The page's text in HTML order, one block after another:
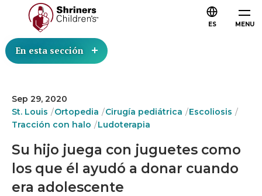
MENU
ES
En esta sección
Sep 29, 2020
St. Louis
Ortopedia Cirugía pediátrica
Escoliosis
Tracción con halo
Ludoterapia
Su hijo juega con juguetes como
los que él ayudó a donar cuando
era adolescente